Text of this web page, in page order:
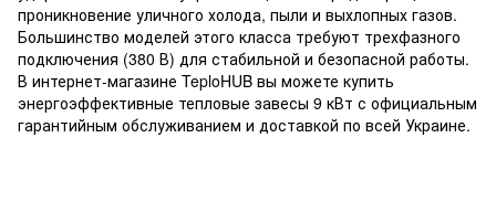
проникновение уличного холода, пыли и выхлопных газов.
Большинство моделей этого класса требуют трехфазного
подключения (380 В) для стабильной и безопасной работы.
В интернет-магазине TeploHUB вы можете купить
энергоэффективные тепловые завесы 9 кВт с официальным
гарантийным обслуживанием и доставкой по всей Украине.